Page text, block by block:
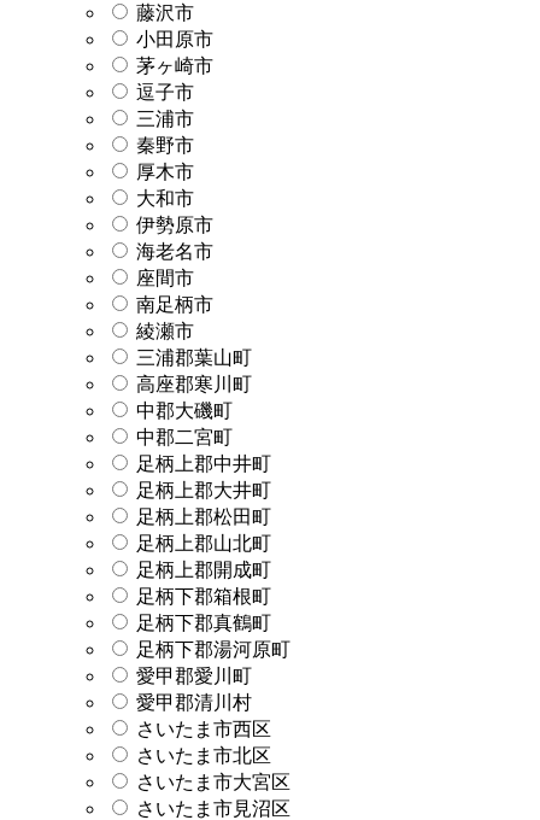
藤沢市
小田原市
茅ヶ崎市
逗子市
三浦市
秦野市
厚木市
大和市
伊勢原市
海老名市
座間市
南足柄市
綾瀬市
三浦郡葉山町
高座郡寒川町
中郡大磯町
中郡二宮町
足柄上郡中井町
足柄上郡大井町
足柄上郡松田町
足柄上郡山北町
足柄上郡開成町
足柄下郡箱根町
足柄下郡真鶴町
足柄下郡湯河原町
愛甲郡愛川町
愛甲郡清川村
さいたま市西区
さいたま市北区
さいたま市大宮区
さいたま市見沼区